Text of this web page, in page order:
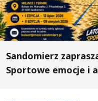
Sandomierz
Sportowe emocje i